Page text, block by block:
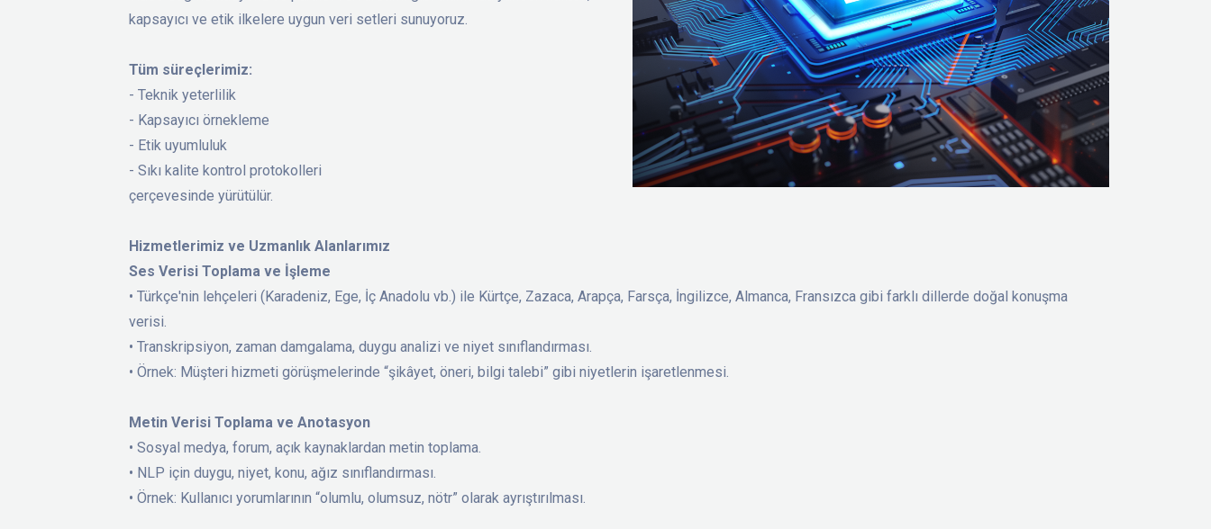
kapsayıcı ve etik ilkelere uygun veri setleri sunuyoruz.
Tüm süreçlerimiz:
- Teknik yeterlilik
- Kapsayıcı örnekleme
- Etik uyumluluk
- Sıkı kalite kontrol protokolleri
çerçevesinde yürütülür.
Hizmetlerimiz ve Uzmanlık Alanlarımız
Ses Verisi Toplama ve İşleme
• Türkçe'nin lehçeleri (Karadeniz, Ege, İç Anadolu vb.) ile Kürtçe, Zazaca, Arapça, Farsça, İngilizce, Almanca, Fransızca gibi farklı dillerde doğal konuşma
verisi.
• Transkripsiyon, zaman damgalama, duygu analizi ve niyet sınıflandırması.
• Örnek: Müşteri hizmeti görüşmelerinde “şikâyet, öneri, bilgi talebi” gibi niyetlerin işaretlenmesi.
Metin Verisi Toplama ve Anotasyon
• Sosyal medya, forum, açık kaynaklardan metin toplama.
• NLP için duygu, niyet, konu, ağız sınıflandırması.
• Örnek: Kullanıcı yorumlarının “olumlu, olumsuz, nötr” olarak ayrıştırılması.